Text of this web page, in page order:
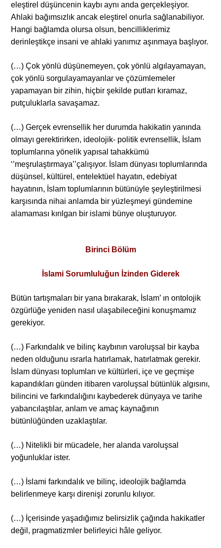
eleştirel düşüncenin kaybı aynı anda gerçekleşiyor.
Ahlaki bağımsızlık ancak eleştirel onurla sağlanabiliyor.
Hangi bağlamda olursa olsun, bencilliklerimiz
derinleştikçe insani ve ahlaki yanımız aşınmaya başlıyor.
(…) Çok yönlü düşünemeyen, çok yönlü algılayamayan,
çok yönlü sorgulayamayanlar ve çözümlemeler
yapamayan bir zihin, hiçbir şekilde putları kıramaz,
putçuluklarla savaşamaz.
(…) Gerçek evrensellik her durumda hakikatin yanında
olmayı gerektirirken, ideolojik- politik evrensellik, İslam
toplumlarına yönelik yapısal tahakkümü
‘’meşrulaştırmaya’’çalışıyor. İslam dünyası toplumlarında
düşünsel, kültürel, entelektüel hayatın, edebiyat
hayatının, İslam toplumlarının bütünüyle şeyleştirilmesi
karşısında nihai anlamda bir yüzleşmeyi gündemine
alamaması kırılgan bir islami bünye oluşturuyor.
Birinci Bölüm
İslami Sorumluluğun İzinden Giderek
Bütün tartışmaları bir yana bırakarak, İslam’ ın ontolojik
özgürlüğe yeniden nasıl ulaşabileceğini konuşmamız
gerekiyor.
(…) Farkındalık ve bilinç kaybının varoluşsal bir kayba
neden olduğunu ısrarla hatırlamak, hatırlatmak gerekir.
İslam dünyası toplumları ve kültürleri, içe ve geçmişe
kapandıkları günden itibaren varoluşsal bütünlük algısını,
bilincini ve farkındalığını kaybederek dünyaya ve tarihe
yabancılaştılar, anlam ve amaç kaynağının
bütünlüğünden uzaklaştılar.
(…) Nitelikli bir mücadele, her alanda varoluşsal
yoğunluklar ister.
(…) İslami farkındalık ve bilinç, ideolojik bağlamda
belirlenmeye karşı direnişi zorunlu kılıyor.
(…) İçerisinde yaşadığımız belirsizlik çağında hakikatler
değil, pragmatizmler belirleyici hâle geliyor.